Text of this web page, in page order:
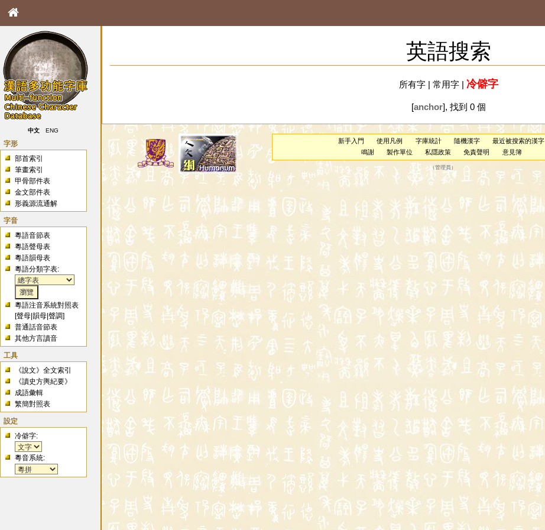
中文 ENG
字形
部首索引
筆畫索引
甲骨部件表
金文部件表
形義源流通解
字音
粵語音節表
粵語聲母表
粵語韻母表
粵語分類字表:
粵語注音系統對照表
[聲母 |韻母 |聲調]
普通話音節表
其他方言讀音
工具
《說文》全文索引
《讀史方輿紀要》
成語彙輯
繁簡對照表
設定
冷僻字:
粵音系統:
英語搜索
所有字| 常用字| 冷僻字
[anchor], 找到 0 個
新手入門 使用凡例 字庫統計 隨機漢字
最近被搜索的漢字
鳴謝
製作單位 私隱政策 免責聲明 意見簿
（管理員 ）